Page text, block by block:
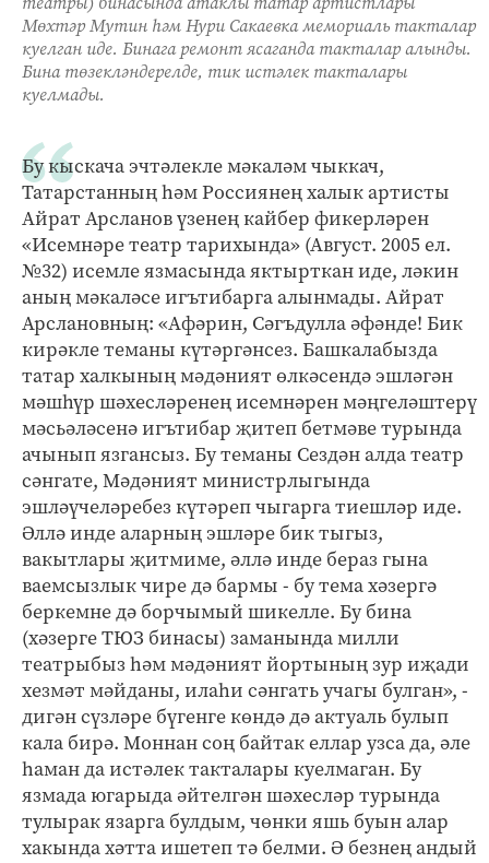
Мөхтәр Мутин һәм Нури Сакаевка мемориаль такталар
куелган иде. Бинага ремонт ясаганда такталар алынды.
Бина төзекләндерелде, тик истәлек такталары
куелмады.
Бу кыскача эчтәлекле мәкаләм чыккач,
Татарстанның һәм Россиянең халык артисты
Айрат Арсланов үзенең кайбер фикерләрен
«Исемнәре театр тарихында» (Август. 2005 ел.
№32) исемле язмасында яктырткан иде, ләкин
аның мәкаләсе игътибарга алынмады. Айрат
Арслановның: «Афәрин, Сәгъдулла әфәнде! Бик
кирәкле теманы күтәргәнсез. Башкалабызда
татар халкының мәдәният өлкәсендә эшләгән
мәшһүр шәхесләренең исемнәрен мәңгеләштерү
мәсьәләсенә игътибар җитеп бетмәве турында
ачынып язгансыз. Бу теманы Сездән алда театр
сәнгате, Мәдәният министрлыгында
эшләүчеләребез күтәреп чыгарга тиешләр иде.
Әллә инде аларның эшләре бик тыгыз,
вакытлары җитмиме, әллә инде бераз гына
ваемсызлык чире дә бармы - бу тема хәзергә
беркемне дә борчымый шикелле. Бу бина
(хәзерге ТЮЗ бинасы) заманында милли
театрыбыз һәм мәдәният йортының зур иҗади
хезмәт мәйданы, илаһи сәнгать учагы булган», -
дигән сүзләре бүгенге көндә дә актуаль булып
кала бирә. Моннан соң байтак еллар узса да, әле
һаман да истәлек такталары куелмаган. Бу
язмада югарыда әйтелгән шәхесләр турында
тулырак язарга булдым, чөнки яшь буын алар
хакында хәтта ишетеп тә белми. Ә безнең андый